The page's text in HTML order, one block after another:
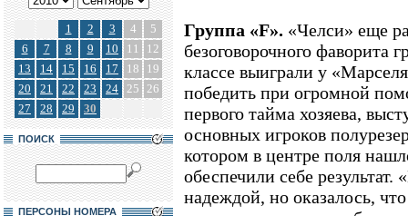
1 2 3 4
5
6
7 8 9 10 11
12
13
14 15 16 17 18
19
20
21 22 23 24 25 26
27
28 29 30
ПОИСК
ПЕРСОНЫ НОМЕРА
Группа «F». «Челси» еще
безоговорочного фаворита
классе выиграли у
победить при огромной
первого тайма хозяева,
основных игроков
котором в центре поля
обеспечили себе
надеждой, но оказалось,